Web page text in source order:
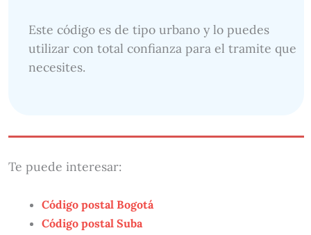
Este código es de tipo urbano y lo puedes
utilizar con total confianza para el tramite que
necesites.
Te puede interesar:
Código postal Bogotá
Código postal Suba